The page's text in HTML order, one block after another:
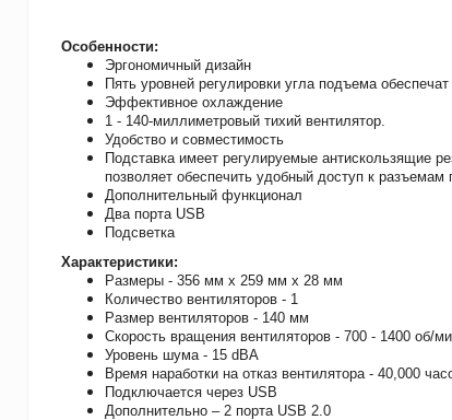
Особенности:
Эргономичный дизайн
Пять уровней регулировки угла подъема
Эффективное охлаждение
1 - 140-миллиметровый тихий вентилятор.
Удобство и совместимость
Подставка имеет регулируемые антискользящие
позволяет обеспечить удобный доступ к разъемам
Дополнительный функционал
Два порта USB
Подсветка
Характеристики:
Размеры - 356 мм х 259 мм х 28 мм
Количество вентиляторов - 1
Размер вентиляторов - 140 мм
Скорость вращения вентиляторов - 700 - 1400 об/
Уровень шума - 15 dBA
Время наработки на отказ вентилятора - 40,000
Подключается через USB
Дополнительно – 2 порта USB 2.0